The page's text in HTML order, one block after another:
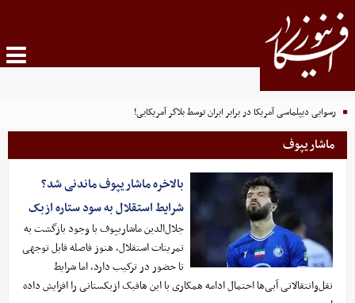
رسوایی دیپلماسی آمریکا در برابر ایران توسط بلاگر آمریکایی!
ماشاریپوف
بالاخره ماشاریپوف ماندنی شد؟
شرایط استقلال به سود ستاره ازبک
جلال‌الدین ماشاریپوف با وجود بازگشت به
تمرینات استقلال، هنوز فاصله قابل توجهی
تا حضور در ترکیب دارد، اما شرایط
نقل‌وانتقالاتی آبی‌ها احتمال ادامه همکاری با این هافبک ازبکستانی را افزایش داده